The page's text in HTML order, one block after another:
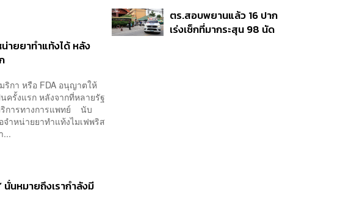
ายยาทำแท้งได้ หลัง
ริกา หรือ FDA อนุญาตให้
ครั้งแรก หลังจากที่หลายรัฐ
ริการทางการแพทย์ นับ
ำหน่ายยาทำแท้งไมเฟพริส
...
นหมายถึงเรากำลังมี
เจ็บสูงสุด 1 แสน เยียวยา
จิตใจ 5 ระดับ
ตร.สอบพยานแล้ว 16 ปาก
เร่งเช็กที่มากระสุน 98 นัด